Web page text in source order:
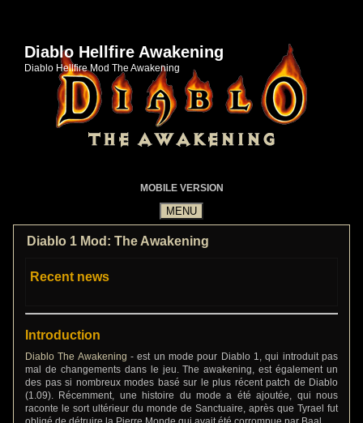
Diablo Hellfire Awakening
Diablo Hellfire Mod The Awakening
MOBILE VERSION
Diablo 1 Mod: The Awakening
Recent news
Introduction
Diablo The Awakening - est un mode pour Diablo 1, qui introduit pas
mal de changements dans le jeu. The awakening, est également un
des pas si nombreux modes basé sur le plus récent patch de Diablo
(1.09). Récemment, une histoire du mode a été ajoutée, qui nous
raconte le sort ultérieur du monde de Sanctuaire, après que Tyrael fut